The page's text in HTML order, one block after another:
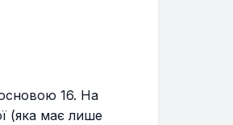
16. На
(яка має лише